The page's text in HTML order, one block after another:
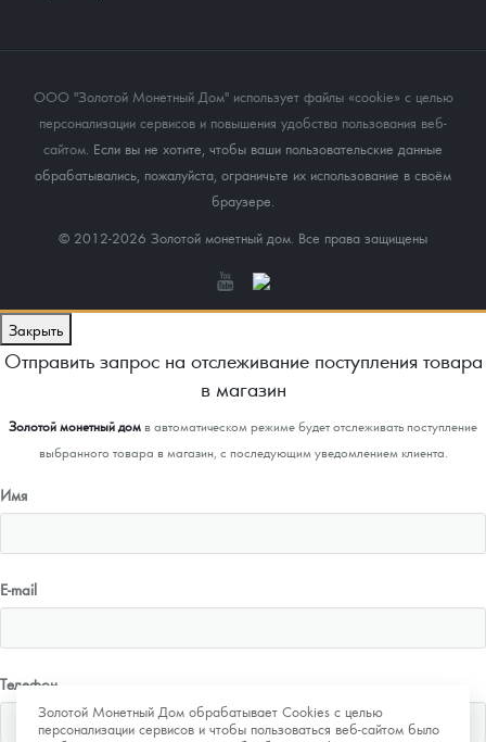
ООО "Золотой Монетный Дом" использует файлы «cookie» с целью
персонализации сервисов и повышения удобства пользования веб-
сайтом. Если вы не хотите, чтобы ваши пользовательские данные
обрабатывались, пожалуйста, ограничьте их использование в своём
браузере.
© 2012-2026 Золотой монетный дом. Все права защищены
Золотой Монетный Дом обрабатывает Cookies с целью
персонализации сервисов и чтобы пользоваться веб-сайтом было
Закрыть
Отправить запрос на отслеживание поступления товара
в магазин
Золотой монетный домв автоматическом режиме будет отслеживать поступление
выбранного товара в магазин, с последующим уведомлением клиента.
Имя
E-mail
Телефон